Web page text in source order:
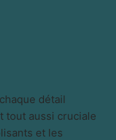
détail
tout aussi cruciale
et les